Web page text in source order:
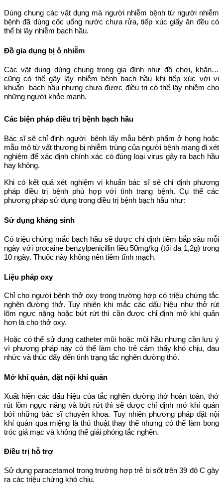
Dùng chung các vật dụng mà người nhiễm bệnh từ người nhiễm
bệnh đã dùng cốc uống nước chưa rửa, tiếp xúc giấy ăn đều có
thể bị lây nhiễm bạch hầu.
Đồ gia dụng bị ô nhiễm
Các vật dụng dùng chung trong gia đình như đồ chơi, khăn…
cũng có thể gây lây nhiễm bệnh bạch hầu khi tiếp xúc với vi
khuẩn bạch hầu nhưng chưa được điều trị có thể lây nhiễm cho
những người khỏe mạnh.
Các biện pháp điều trị bệnh bạch hầu
Bác sĩ sẽ chỉ định người bênh lấy mẫu bệnh phẩm ở họng hoặc
mẫu mô từ vất thương bị nhiễm trùng của người bệnh mang đi xét
nghiệm để xác định chính xác có đúng loại virus gây ra bạch hầu
hay không.
Khi có kết quả xét nghiệm vi khuẩn bác sĩ sẽ chỉ định phương
pháp điều trị bệnh phù hợp với tình trạng bệnh. Cụ thể các
phương pháp sử dụng trong điều trị bệnh bạch hầu như:
Sử dụng kháng sinh
Có triệu chứng mắc bạch hầu sẽ được chỉ định tiêm bắp sâu mỗi
ngày với procaine benzylpenicillin liều 50mg/kg (tối đa 1,2g) trong
10 ngày. Thuốc này không nên tiêm tĩnh mạch.
Liệu pháp oxy
Chỉ cho người bệnh thở oxy trong trường hợp có triệu chứng tắc
nghẽn đường thở. Tuy nhiên khi mắc các dấu hiệu như thở rút
lõm ngực nặng hoặc bứt rứt thì cần được chỉ định mở khí quản
hơn là cho thở oxy.
Hoặc có thể sử dụng catheter mũi hoặc mũi hầu nhưng cần lưu ý
vì phương pháp này có thể làm cho trẻ cảm thấy khó chịu, đau
nhức và thúc đẩy đến tình trạng tắc nghẽn đường thở.
Mở khí quản, đặt nội khí quản
Xuất hiện các dấu hiệu của tắc nghẽn đường thở hoàn toàn, thở
rút lõm ngực năng và bứt rứt thì sẽ được chỉ định mở khí quản
bởi những bác sĩ chuyên khoa. Tuy nhiên phương pháp đặt nội
khí quản qua miệng là thủ thuật thay thế nhưng có thể làm bong
tróc giả mạc và không thể giải phóng tắc nghẽn.
Điều trị hỗ trợ
Sử dụng paracetamol trong trường hợp trẻ bị sốt trên 39 độ C gây
ra các triệu chứng khó chịu.